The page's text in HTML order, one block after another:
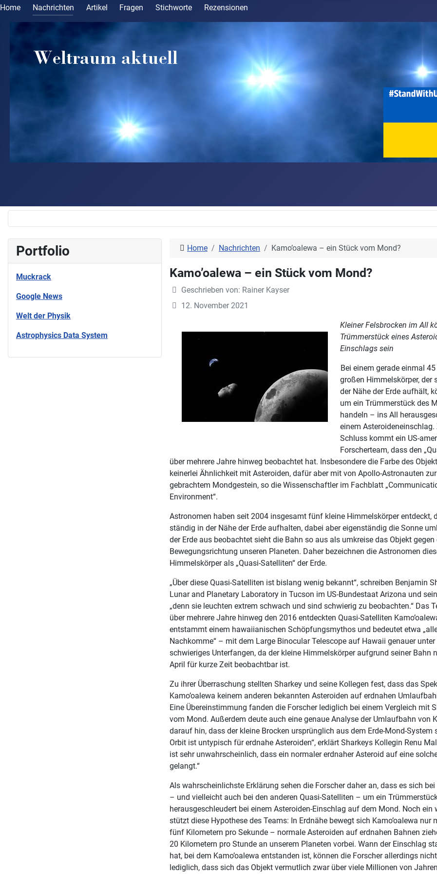
Home Nachrichten Artikel Fragen Stichworte Rezensionen
Portfolio
Muckrack
Google News
Welt der Physik
Astrophysics Data System
Home Nachrichten Kamo’oalewa – ein Stück vom Mond?
Kamo’oalewa – ein Stück vom Mond?
Geschrieben von: Rainer Kayser
12. November 2021
Kleiner Felsbrocken im All
Trümmerstück eines
Einschlags sein
Bei einem gerade einmal
großen Himmelskörper, der
der Nähe der Erde aufhält,
um ein Trümmerstück des
handeln – ins All
einem Asteroideneinschlag.
Schluss kommt ein US-
Forscherteam, dass den
über mehrere Jahre hinweg beobachtet hat. Insbesondere die Farbe des
keinerlei Ähnlichkeit mit Asteroiden, dafür aber mit von Apollo-Astronauten
gebrachtem Mondgestein, so die Wissenschaftler im Fachblatt
Environment“.
Astronomen haben seit 2004 insgesamt fünf kleine Himmelskörper entdeckt,
ständig in der Nähe der Erde aufhalten, dabei aber eigenständig die Sonne
der Erde aus beobachtet sieht die Bahn so aus als umkreise das Objekt
Bewegungsrichtung unseren Planeten. Daher bezeichnen die Astronomen
Himmelskörper als „Quasi-Satelliten“ der Erde.
„Über diese Quasi-Satelliten ist bislang wenig bekannt“, schreiben Benjamin
Lunar and Planetary Laboratory in Tucson im US-Bundestaat Arizona und
„denn sie leuchten extrem schwach und sind schwierig zu beobachten.“ Das
über mehrere Jahre hinweg den 2016 entdeckten Quasi-Satelliten
entstammt einem hawaiianischen Schöpfungsmythos und bedeutet etwa
Nachkomme“ – mit dem Large Binocular Telescope auf Hawaii genauer unter
schwieriges Unterfangen, da der kleine Himmelskörper aufgrund seiner Bahn
April für kurze Zeit beobachtbar ist.
Zu ihrer Überraschung stellten Sharkey und seine Kollegen fest, dass das
Kamo’oalewa keinem anderen bekannten Asteroiden auf erdnahen
Eine Übereinstimmung fanden die Forscher lediglich bei einem Vergleich mit
vom Mond. Außerdem deute auch eine genaue Analyse der Umlaufbahn von
darauf hin, dass der kleine Brocken ursprünglich aus dem Erde-Mond-System
Orbit ist untypisch für erdnahe Asteroiden“, erklärt Sharkeys Kollegin Renu
ist sehr unwahrscheinlich, dass ein normaler erdnaher Asteroid auf eine
gelangt.“
Als wahrscheinlichste Erklärung sehen die Forscher daher an, dass es sich bei
– und vielleicht auch bei den anderen Quasi-Satelliten – um ein
herausgeschleudert bei einem Asteroiden-Einschlag auf dem Mond. Noch ein
stützt diese Hypothese des Teams: In Erdnähe bewegt sich Kamo’oalewa nur
fünf Kilometern pro Sekunde – normale Asteroiden auf erdnahen Bahnen
20 Kilometern pro Stunde an unserem Planeten vorbei. Wann der Einschlag
hat, bei dem Kamo’oalewa entstanden ist, können die Forscher allerdings
lediglich, dass sich das Objekt vermutlich zwar über viele Millionen von